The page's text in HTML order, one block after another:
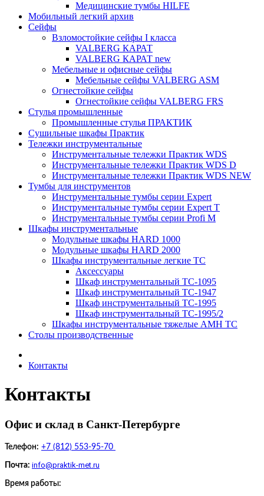
Медицинские тумбы HILFE
Мобильный легкий архив
Сейфы
Взломостойкие сейфы I класса
VALBERG КАРАТ
VALBERG КАРАТ new
Мебельные и офисные сейфы
Мебельные сейфы VALBERG ASM
Огнестойкие сейфы
Огнестойкие сейфы VALBERG FRS
Стулья промышленные
Промышленные стулья ПРАКТИК
Сушильные шкафы Практик
Тележки инструментальные
Инструментальные тележки Практик WDS
Инструментальные тележки Практик WDS D
Инструментальные тележки Практик WDS NEW
Тумбы для инструментов
Инструментальные тумбы серии Expert
Инструментальные тумбы серии Expert T
Инструментальные тумбы серии Profi M
Шкафы инструментальные
Модульные шкафы HARD 1000
Модульные шкафы HARD 2000
Шкафы инструментальные легкие ТС
Аксессуары
Шкаф инструментальный TC-1095
Шкаф инструментальный TC-1947
Шкаф инструментальный TC-1995
Шкаф инструментальный TC-1995/2
Шкафы инструментальные тяжелые AMH TC
Столы производственные
Контакты
Контакты
Офис и склад в Санкт-Петербурге
Телефон: +7 (812) 553-95-70
Почта: info@praktik-met.ru
Время работы: